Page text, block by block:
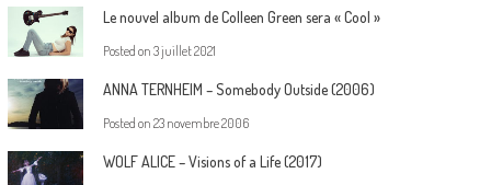
Le nouvel album de Colleen Green sera « Cool »
Posted on 3 juillet 2021
ANNA TERNHEIM – Somebody Outside (2006)
Posted on 23 novembre 2006
WOLF ALICE – Visions of a Life (2017)